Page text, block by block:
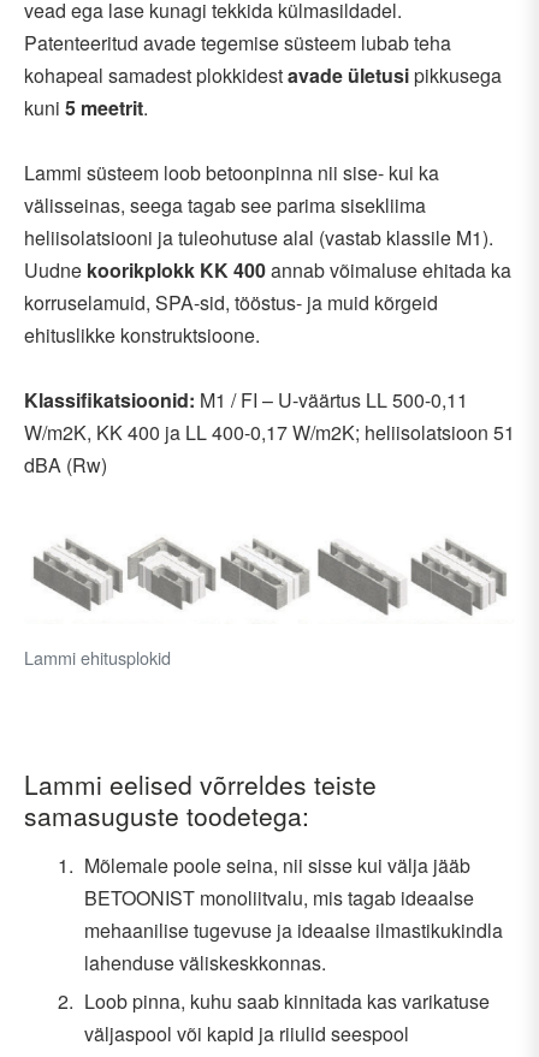
vead ega lase kunagi tekkida külmasildadel.
Patenteeritud avade tegemise süsteem lubab teha
kohapeal samadest plokkidestavade ületusipikkusega
kuni 5 meetrit.
Lammi süsteem loob betoonpinna nii sise- kui ka
välisseinas, seega tagab see parima sisekliima
heliisolatsiooni ja tuleohutuse alal (vastab klassile M1).
Uudne koorikplokk KK 400annab võimaluse ehitada ka
korruselamuid, SPA-sid, tööstus- ja muid kõrgeid
ehituslikke konstruktsioone.
Klassifikatsioonid: M1 / FI – U-väärtus LL 500-0,11
W/m2K, KK 400 ja LL 400-0,17 W/m2K; heliisolatsioon 51
dBA (Rw)
Lammi ehitusplokid
Lammi eelised võrreldes teiste
samasuguste toodetega:
Mõlemale poole seina, nii sisse kui välja jääb
BETOONIST monoliitvalu, mis tagab ideaalse
mehaanilise tugevuse ja ideaalse ilmastikukindla
lahenduse väliskeskkonnas.
Loob pinna, kuhu saab kinnitada kas varikatuse
väljaspool või kapid ja riiulid seespool